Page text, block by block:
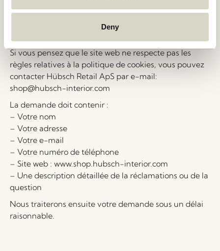
Deny
informations ou le traitement des informations
personnelles, vous pouvez toujours nous contacter par
Si vous pensez que le site web ne respecte pas les
règles relatives à la politique de cookies, vous pouvez
contacter Hübsch Retail ApS par e-mail:
shop@hubsch-interior.com
La demande doit contenir :
– Votre nom
– Votre adresse
– Votre e-mail
– Votre numéro de téléphone
– Site web : www.shop.hubsch-interior.com
– Une description détaillée de la réclamations ou de la
question
Nous traiterons ensuite votre demande sous un délai
raisonnable.